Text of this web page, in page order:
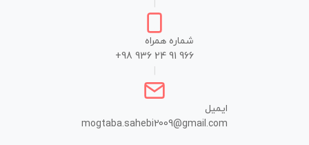
شماره همراه
+98 936 24 91 966
ایمیل
mogtaba.sahebi2009@gmail.com